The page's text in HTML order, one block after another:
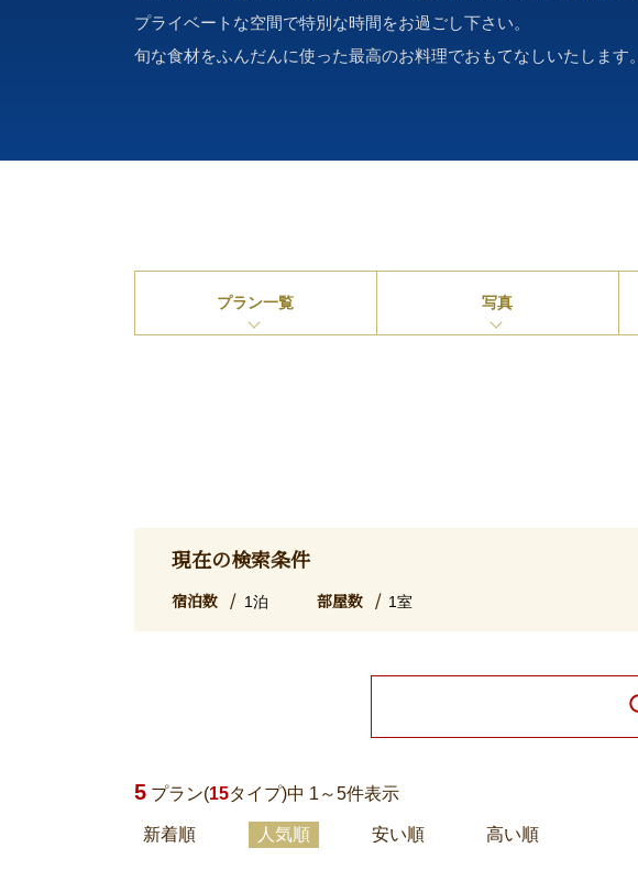
プライベートな空間で特別な時間をお過ごし下さい。
旬な食材をふんだんに使った最高のお料理でおもてなしいたします。
プラン一覧 写真
現在の検索条件
宿泊数 1泊 部屋数 1室
5 プラン(15タイプ)中 1～5件表示
新着順 人気順 安い順 高い順